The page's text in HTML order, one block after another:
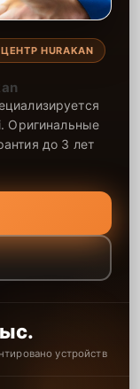
HURAKAN
Оригинальные
до 3 лет
устройств